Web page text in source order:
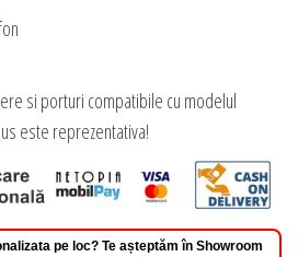
si porturi compatibile cu modelul
este reprezentativa!
pe loc? Te așteptăm în Showroom